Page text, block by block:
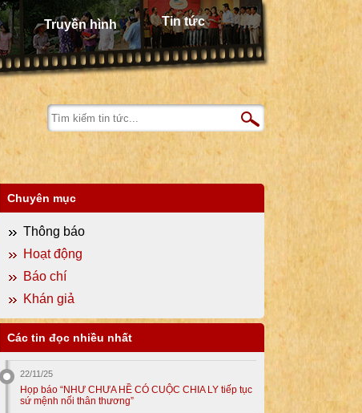
Truyền hình Tin tức
Chuyên mục
Thông báo
Hoạt động
Báo chí
Khán giả
Các tin đọc nhiều nhất
22/11/25
Họp báo “NHƯ CHƯA HỀ CÓ CUỘC CHIA LY tiếp tục
sứ mệnh nối thân thương”